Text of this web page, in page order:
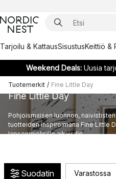
Tarjoilu & KattausSisustusKeittiö &
Weekend Deals:Uusia
Tuotemerkit / Fine Little Day
Fine Little Day
Pohjoismaisen luonnon,
tuotteiden inspiroimana Fine Little
lapsenmielisille aikuisille.
Suodatin Varastossa